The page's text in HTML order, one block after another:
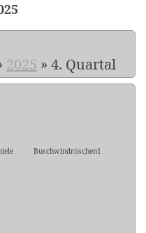
2025 » 4. Quartal
Buschwindröschen1